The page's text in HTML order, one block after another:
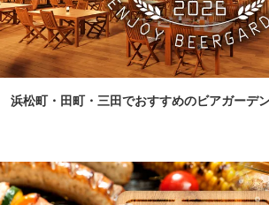
浜松町・田町・三田でおすすめのビアガーデ